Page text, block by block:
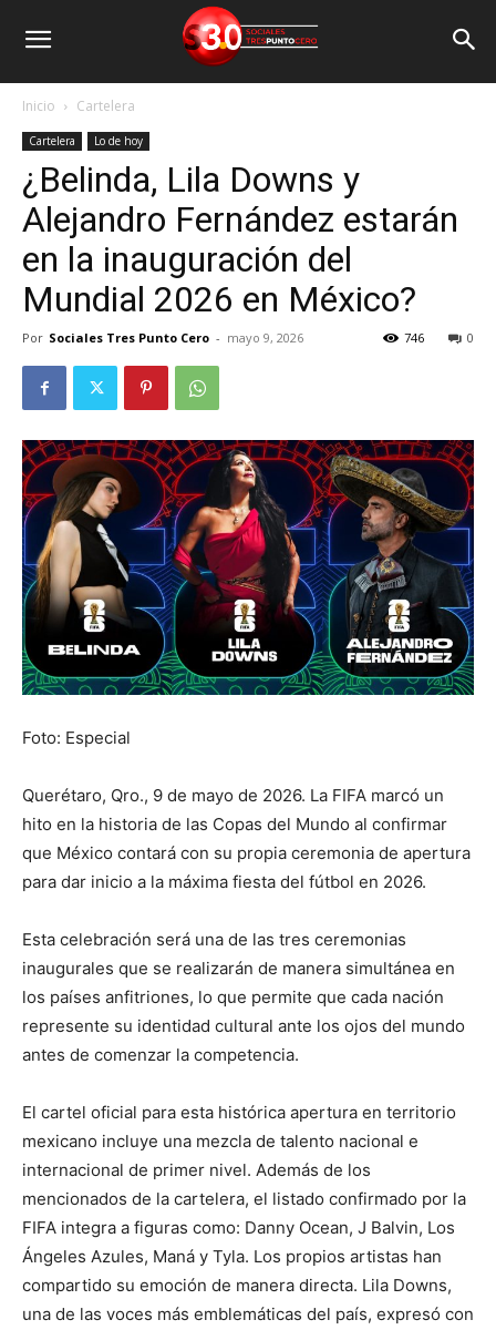
Inicio Cartelera
Cartelera Lo de hoy
¿Belinda, Lila Downs y
Alejandro Fernández estarán
en la inauguración del
Mundial 2026 en México?
Por Sociales Tres Punto Cero - mayo 9, 2026 0
746
Foto: Especial
Querétaro, Qro., 9 de mayo de 2026. La FIFA marcó un
hito en la historia de las Copas del Mundo al confirmar
que México contará con su propia ceremonia de apertura
para dar inicio a la máxima fiesta del fútbol en 2026.
Esta celebración será una de las tres ceremonias
inaugurales que se realizarán de manera simultánea en
los países anfitriones, lo que permite que cada nación
represente su identidad cultural ante los ojos del mundo
antes de comenzar la competencia.
El cartel oficial para esta histórica apertura en territorio
mexicano incluye una mezcla de talento nacional e
internacional de primer nivel. Además de los
mencionados de la cartelera, el listado confirmado por la
FIFA integra a figuras como: Danny Ocean, J Balvin, Los
Ángeles Azules, Maná y Tyla. Los propios artistas han
compartido su emoción de manera directa. Lila Downs,
una de las voces más emblemáticas del país, expresó con